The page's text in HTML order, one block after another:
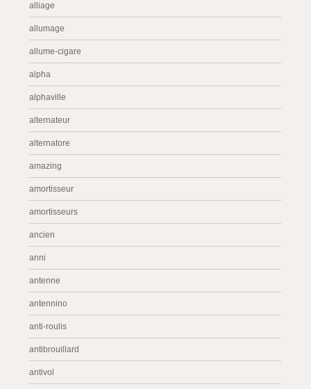
alliage
allumage
allume-cigare
alpha
alphaville
alternateur
alternatore
amazing
amortisseur
amortisseurs
ancien
anni
antenne
antennino
anti-roulis
antibrouillard
antivol